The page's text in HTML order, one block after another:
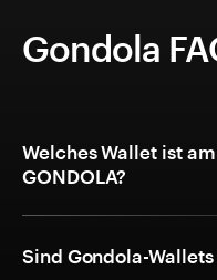
Gondola
Welches Wallet ist
GONDOLA?
Sind Gondola-Wallets